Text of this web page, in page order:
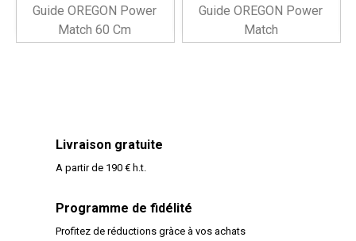
Guide OREGON Power
Match 60 Cm
Guide OREGON Power
Match
Livraison gratuite
A partir de 190 € h.t.
Programme de fidélité
Profitez de réductions gràce à vos achats